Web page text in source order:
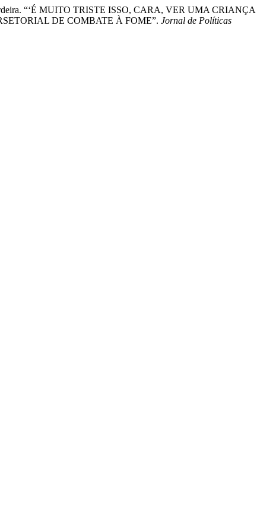
“‘É MUITO TRISTE ISSO, CARA, VER UMA CRIANÇA
DE COMBATE À FOME”. Jornal de Políticas